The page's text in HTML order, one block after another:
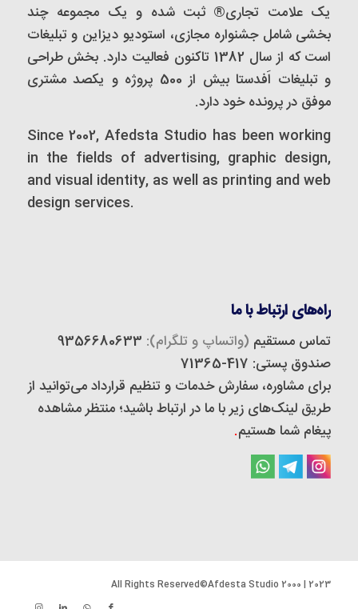
یک علامت تجاری® ثبت شده و یک مجموعه‌ چند
بخشی شامل جشنواره مجازی، استودیو دیزاین و تبلیغات
است که از سال 1382 تاکنون فعالیت دارد. بخش طراحی
و تبلیغات اَفدستا بیش از 500 پروژه و یکصد مشتری
موفق در پرونده خود دارد.
Since 2002, Afedsta Studio has been working
in the fields of advertising, graphic design,
and visual identity, as well as printing and web
design services.
راه‌های ارتباط با ما
تماس مستقیم (واتساپ و تلگرام):
صندوق پستی: 417-71365
برای مشاوره، سفارش خدمات و تنظیم قرارداد می‌توانید از
طریق لینک‌های زیر با ما در ارتباط باشید؛ منتظر مشاهده
پیغام شما هستیم.
2023 | 2000 All Rights Reserved©Afdesta Studio